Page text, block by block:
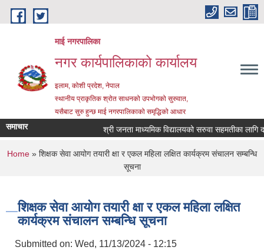
Skip to main content
माई नगरपालिका
नगर कार्यपालिकाको कार्यालय
इलाम, कोशी प्रदेश, नेपाल
स्थानीय प्राकृतिक श्रोत साधनको उपभोगको सुरुवात,
यसैबाट सुरु हुन्छ माई नगरपालिकाको समृद्धिको आधार
समाचार श्री जनता माध्यमिक विद्यालयको सरुवा सहमतीका लागि
You are here
Home » शिक्षक सेवा आयोग तयारी क्षा र एकल महिला लक्षित कार्यक्रम संचालन सम्बन्धि
सूचना
शिक्षक सेवा आयोग तयारी क्षा र एकल महिला लक्षित
कार्यक्रम संचालन सम्बन्धि सूचना
Submitted on: Wed, 11/13/2024 - 12:15